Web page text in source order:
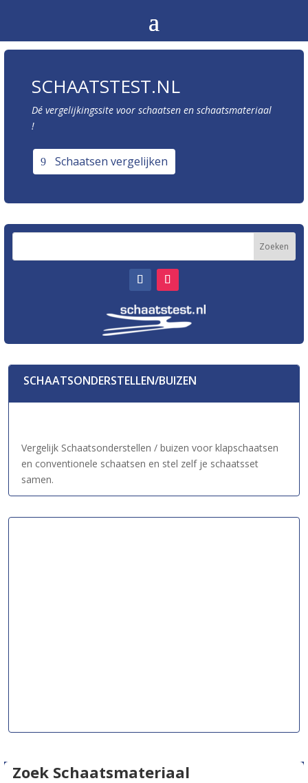
SCHAATSTEST.NL
Dé vergelijkingssite voor schaatsen en schaatsmateriaal
!
Schaatsen vergelijken
SCHAATSONDERSTELLEN/BUIZEN
Vergelijk Schaatsonderstellen / buizen voor klapschaatsen
en conventionele schaatsen en stel zelf je schaatsset
samen.
Zoek Schaatsmateriaal